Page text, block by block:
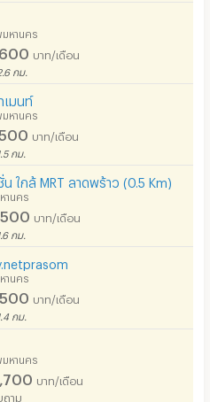
มหานคร
บาท/เดือน
กม.
เมนท์
มหานคร
บาท/เดือน
กม.
ใกล้ MRT ลาดพร้าว (0.5 Km)
านคร
บาท/เดือน
กม.
านคร
บาท/เดือน
กม.
มหานคร
บาท/เดือน
ถาม